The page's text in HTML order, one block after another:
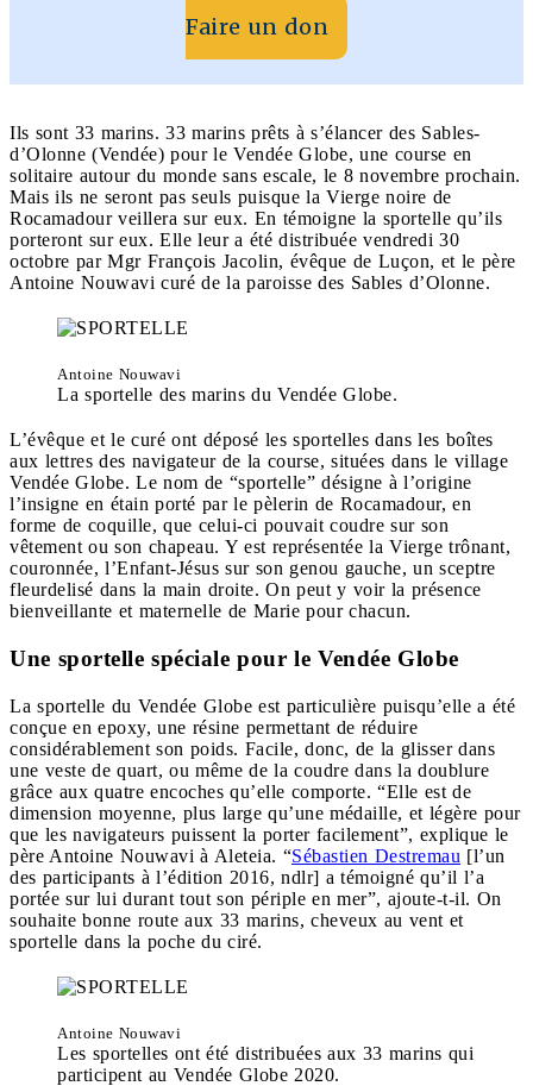
Faire un don
Ils sont 33 marins. 33 marins prêts à s’élancer des Sables-
d’Olonne (Vendée) pour le Vendée Globe, une course en
solitaire autour du monde sans escale, le 8 novembre prochain.
Mais ils ne seront pas seuls puisque la Vierge noire de
Rocamadour veillera sur eux. En témoigne la sportelle qu’ils
porteront sur eux. Elle leur a été distribuée vendredi 30
octobre par Mgr François Jacolin, évêque de Luçon, et le père
Antoine Nouwavi curé de la paroisse des Sables d’Olonne.
Antoine Nouwavi
La sportelle des marins du Vendée Globe.
L’évêque et le curé ont déposé les sportelles dans les boîtes
aux lettres des navigateur de la course, situées dans le village
Vendée Globe. Le nom de “sportelle” désigne à l’origine
l’insigne en étain porté par le pèlerin de Rocamadour, en
forme de coquille, que celui-ci pouvait coudre sur son
vêtement ou son chapeau. Y est représentée la Vierge trônant,
couronnée, l’Enfant-Jésus sur son genou gauche, un sceptre
fleurdelisé dans la main droite. On peut y voir la présence
bienveillante et maternelle de Marie pour chacun.
Une sportelle spéciale pour le Vendée Globe
La sportelle du Vendée Globe est particulière puisqu’elle a été
conçue en epoxy, une résine permettant de réduire
considérablement son poids. Facile, donc, de la glisser dans
une veste de quart, ou même de la coudre dans la doublure
grâce aux quatre encoches qu’elle comporte. “Elle est de
dimension moyenne, plus large qu’une médaille, et légère pour
que les navigateurs puissent la porter facilement”, explique le
père Antoine Nouwavi à Aleteia. “Sébastien Destremau [l’un
des participants à l’édition 2016, ndlr] a témoigné qu’il l’a
portée sur lui durant tout son périple en mer”, ajoute-t-il. On
souhaite bonne route aux 33 marins, cheveux au vent et
sportelle dans la poche du ciré.
Antoine Nouwavi
Les sportelles ont été distribuées aux 33 marins qui
participent au Vendée Globe 2020.